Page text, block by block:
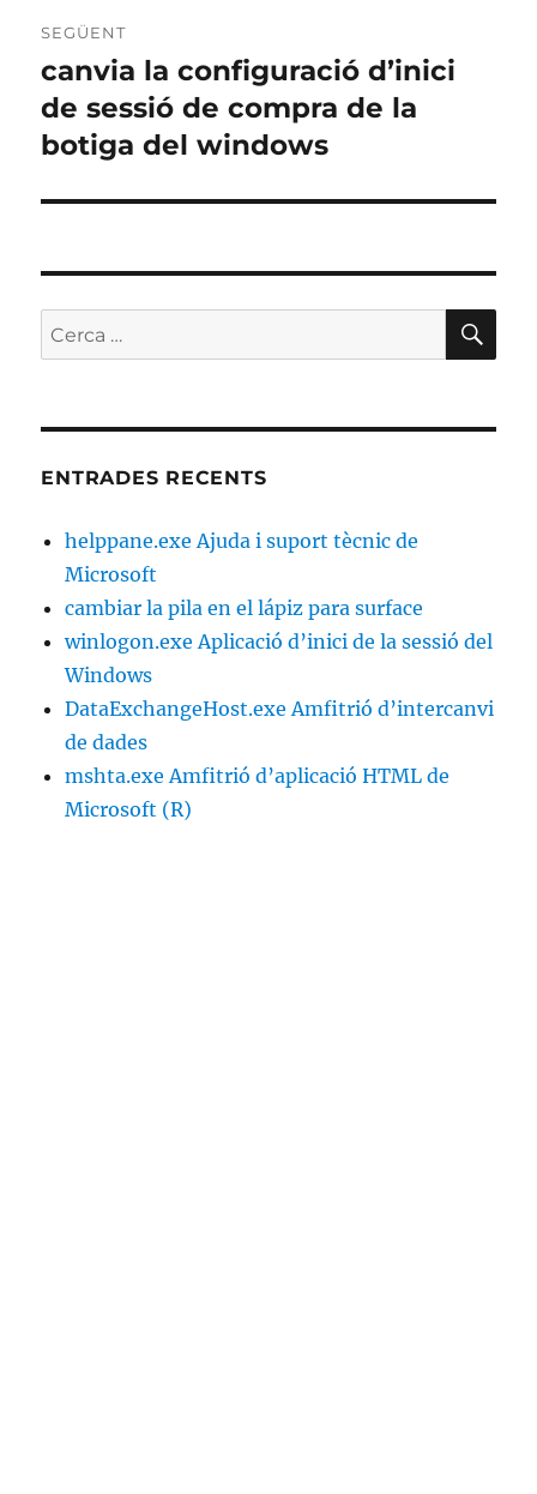
SEGÜENT
Entrada
següent:
canvia la configuració d’inici
de sessió de compra de la
botiga del windows
Cerca:
ENTRADES RECENTS
helppane.exe Ajuda i suport tècnic de
Microsoft
cambiar la pila en el lápiz para surface
winlogon.exe Aplicació d’inici de la sessió del
Windows
DataExchangeHost.exe Amfitrió d’intercanvi
de dades
mshta.exe Amfitrió d’aplicació HTML de
Microsoft (R)